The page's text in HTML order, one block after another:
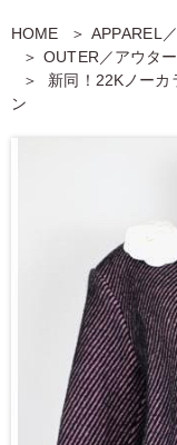
HOME APPAREL
OUTER／アウター
新同！22Kノーカ
ン